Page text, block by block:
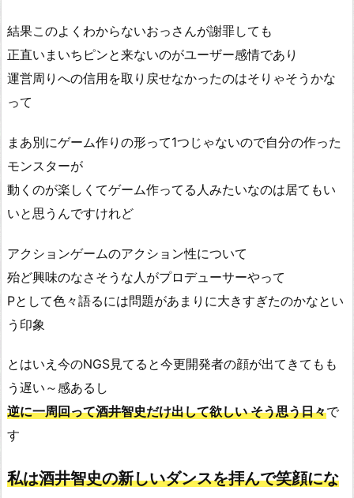
結果このよくわからないおっさんが謝罪しても
正直いまいちピンと来ないのがユーザー感情であり
運営周りへの信用を取り戻せなかったのはそりゃそうかな
って
まあ別にゲーム作りの形って1つじゃないので自分の作った
モンスターが
動くのが楽しくてゲーム作ってる人みたいなのは居てもい
いと思うんですけれど
アクションゲームのアクション性について
殆ど興味のなさそうな人がプロデューサーやって
Pとして色々語るには問題があまりに大きすぎたのかなとい
う印象
とはいえ今のNGS見てると今更開発者の顔が出てきてもも
う遅い～感あるし
逆に一周回って酒井智史だけ出して欲しい そう思う日々で
す
私は酒井智史の新しいダンスを拝んで笑顔にな